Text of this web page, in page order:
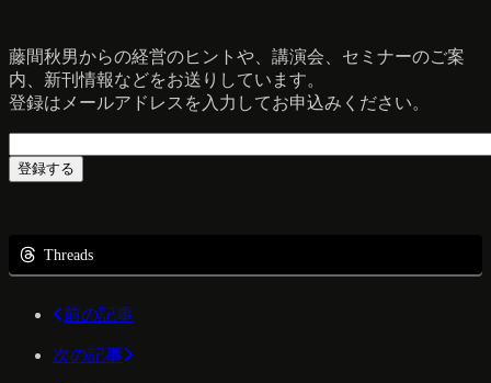
藤間秋男からの経営のヒントや、講演会、セミナーのご案
内、新刊情報などをお送りしています。
登録はメールアドレスを入力してお申込みください。
Threads
前の記事
次の記事